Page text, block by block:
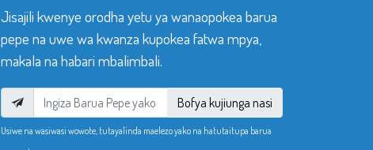
Jisajili kwenye orodha yetu ya wanaopokea barua
pepe na uwe wa kwanza kupokea fatwa mpya,
makala na habari mbalimbali.
Bofya kujiunga nasi
Usiwe na wasiwasi wowote, tutayalinda maelezo yako na hatutaitupa barua